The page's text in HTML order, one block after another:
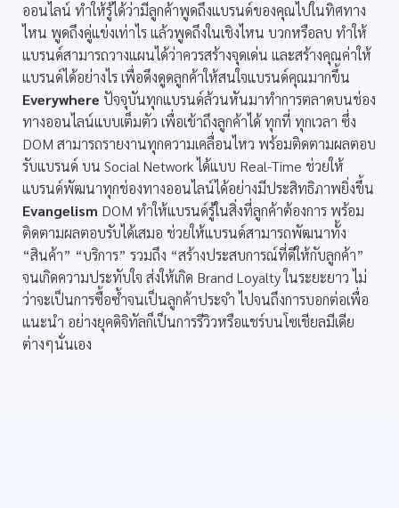
ออนไลน์ ทำให้รู้ได้ว่ามีลูกค้าพูดถึงแบรนด์ของคุณไปในทิศทาง
ไหน พูดถึงคู่แข่งเท่าไร แล้วพูดถึงในเชิงไหน บวกหรือลบ ทำให้
แบรนด์สามารถวางแผนได้ว่าควรสร้างจุดเด่น และสร้างคุณค่าให้
แบรนด์ได้อย่างไร เพื่อดึงดูดลูกค้าให้สนใจแบรนด์คุณมากขึ้น
Everywhere ปัจจุบันทุกแบรนด์ล้วนหันมาทำการตลาดบนช่อง
ทางออนไลน์แบบเต็มตัว เพื่อเข้าถึงลูกค้าได้ ทุกที่ ทุกเวลา ซึ่ง
DOM สามารถรายงานทุกความเคลื่อนไหว พร้อมติดตามผลตอบ
รับแบรนด์ บน Social Network ได้แบบ Real-Time ช่วยให้
แบรนด์พัฒนาทุกช่องทางออนไลน์ได้อย่างมีประสิทธิภาพยิ่งขึ้น
Evangelism DOM ทำให้แบรนด์รู้ในสิ่งที่ลูกค้าต้องการ พร้อม
ติดตามผลตอบรับได้เสมอ ช่วยให้แบรนด์สามารถพัฒนาทั้ง
“สินค้า” “บริการ” รวมถึง “สร้างประสบการณ์ที่ดีให้กับลูกค้า”
จนเกิดความประทับใจ ส่งให้เกิด Brand Loyalty ในระยะยาว ไม่
ว่าจะเป็นการซื้อซ้ำจนเป็นลูกค้าประจำ ไปจนถึงการบอกต่อเพื่อ
แนะนำ อย่างยุคดิจิทัลก็เป็นการรีวิวหรือแชร์บนโซเชียลมีเดีย
ต่างๆนั่นเอง